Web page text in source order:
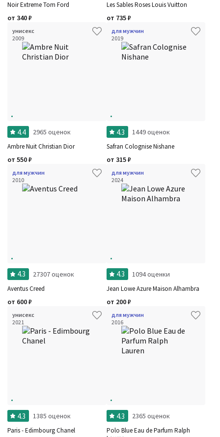
Сбросить все
Ароматы за последние годы
Noir Extreme Tom Ford
от 340₽
Les Sables Roses Louis Vuitton
от 735₽
унисекс
2009
4.4 2965 оценок
Ambre Nuit Christian Dior
от 550₽
для мужчин
2019
4.3 1449 оценок
Safran Colognise Nishane
от 315₽
для мужчин
2010
4.3 27307 оценок
Aventus Creed
от 600₽
для мужчин
2024
4.3 1094 оценки
Jean Lowe Azure Maison Alhambra
от 200₽
унисекс
2021
4.3 1385 оценок
Paris - Edimbourg Chanel
для мужчин
2016
4.3 2365 оценок
Polo Blue Eau de Parfum Ralph